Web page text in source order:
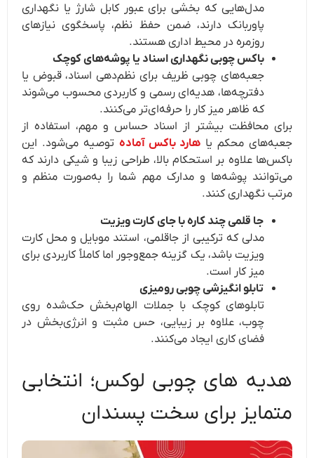
مدل‌هایی که بخشی برای عبور کابل شارژ یا نگهداری
پاوربانک دارند، ضمن حفظ نظم، پاسخگوی نیازهای
روزمره در محیط اداری هستند.
باکس چوبی نگهداری اسناد یا پوشه‌های کوچک
جعبه‌های چوبی ظریف برای نظم‌دهی اسناد، قبوض یا
دفترچه‌ها، هدیه‌ای رسمی و کاربردی محسوب می‌شوند
که ظاهر میز کار را حرفه‌ای‌تر می‌کنند.
برای محافظت بیشتر از اسناد حساس و مهم، استفاده از
جعبه‌های محکم یا هارد باکس آماده توصیه می‌شود. این
باکس‌ها علاوه بر استحکام بالا، طراحی زیبا و شیکی دارند که
می‌توانند پوشه‌ها و مدارک مهم شما را به‌صورت منظم و
مرتب نگهداری کنند.
جا قلمی چند کاره با جای کارت ویزیت
مدلی که ترکیبی از جاقلمی، استند موبایل و محل کارت
ویزیت باشد، یک گزینه جمع‌وجور اما کاملاً کاربردی برای
میز کار است.
تابلو انگیزشی چوبی رومیزی
تابلوهای کوچک با جملات الهام‌بخش حک‌شده روی
چوب، علاوه بر زیبایی، حس مثبت و انرژی‌بخش در
فضای کاری ایجاد می‌کنند.
هدیه های چوبی لوکس؛ انتخابی
متمایز برای سخت پسندان